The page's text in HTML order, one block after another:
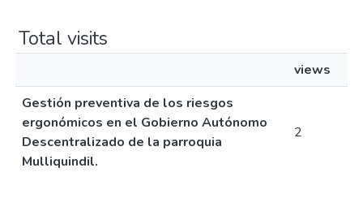
Total visits
views
Gestión preventiva de los riesgos
ergonómicos en el Gobierno Autónomo
Descentralizado de la parroquia
Mulliquindil.
2